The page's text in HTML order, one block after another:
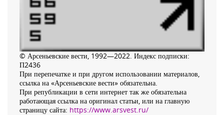
© Арсеньевские вести, 1992—2022. Индекс подписки:
П2436
При перепечатке и при другом использовании материалов,
ссылка на «Арсеньевские вести» обязательна.
При републикации в сети интернет так же обязательна
работающая ссылка на оригинал статьи, или на главную
страницу сайта: https://www.arsvest.ru/